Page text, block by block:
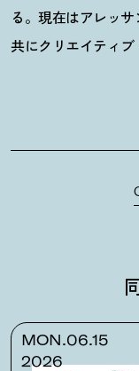
る。現在はアレッ
共にクリエイティブ
MON.06.15
2026